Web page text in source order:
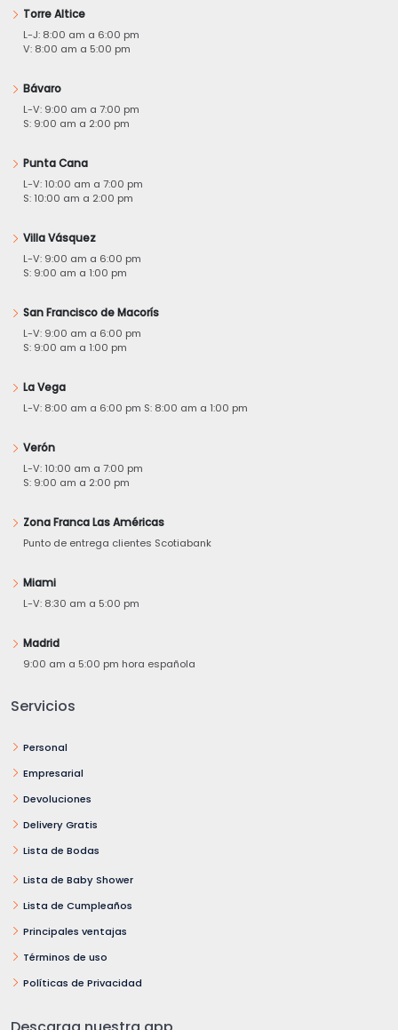
Torre Altice
L-J: 8:00 am a 6:00 pm
V: 8:00 am a 5:00 pm
Bávaro
L-V: 9:00 am a 7:00 pm
S: 9:00 am a 2:00 pm
Punta Cana
L-V: 10:00 am a 7:00 pm
S: 10:00 am a 2:00 pm
Villa Vásquez
L-V: 9:00 am a 6:00 pm
S: 9:00 am a 1:00 pm
San Francisco de Macorís
L-V: 9:00 am a 6:00 pm
S: 9:00 am a 1:00 pm
La Vega
L-V: 8:00 am a 6:00 pm S: 8:00 am a 1:00 pm
Verón
L-V: 10:00 am a 7:00 pm
S: 9:00 am a 2:00 pm
Zona Franca Las Américas
Punto de entrega clientes Scotiabank
Miami
L-V: 8:30 am a 5:00 pm
Madrid
9:00 am a 5:00 pm hora española
Servicios
Personal
Empresarial
Devoluciones
Delivery Gratis
Lista de Bodas
Lista de Baby Shower
Lista de Cumpleaños
Principales ventajas
Términos de uso
Políticas de Privacidad